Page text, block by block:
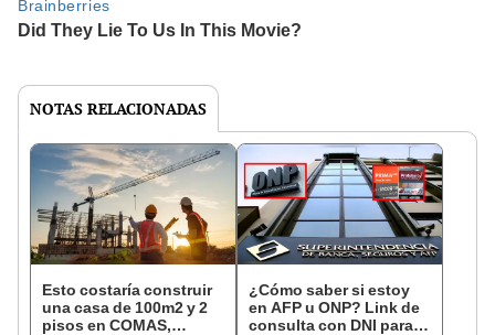
NOTAS RELACIONADAS
Esto costaría construir
una casa de 100m2 y 2
pisos en COMAS,
¿Cómo saber si estoy
en AFP u ONP? Link de
consulta con DNI para